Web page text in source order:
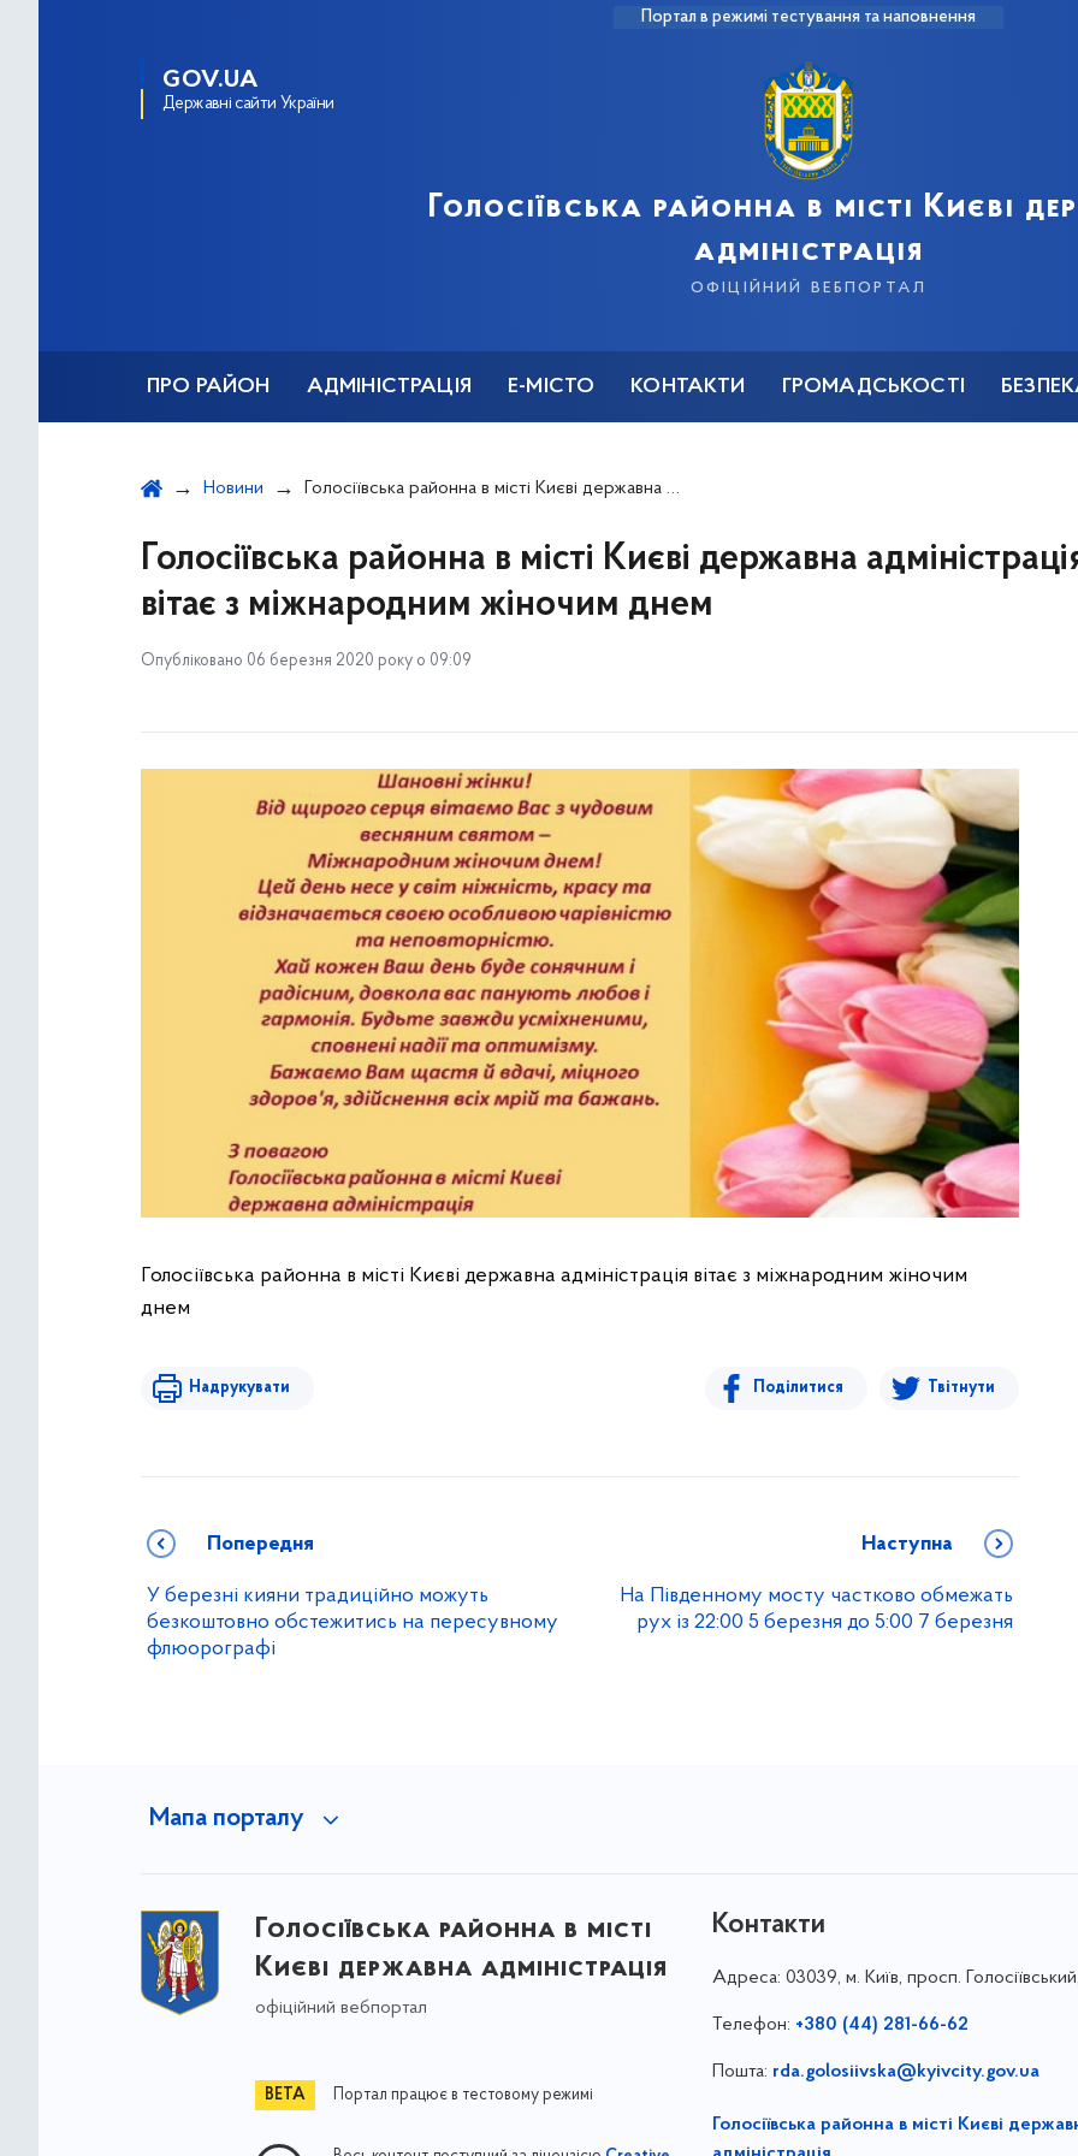
Портал в режимі тестування та наповнення
GOV.UA
Державні сайти України
Голосіївська районна в місті Києві
адміністрація
офіційний вебпортал
ПРО РАЙОН АДМІНІСТРАЦІЯ Е-МІСТО КОНТАКТИ ГРОМАДСЬКОСТІ
Новини Голосіївська районна в місті Києві державна адміністрація вітає з міжнародним жіночим днем
Голосіївська районна в місті Києві державна
вітає з міжнародним жіночим днем
Опубліковано 06 березня 2020 року о 09:09
Голосіївська районна в місті Києві державна адміністрація вітає з міжнародним жіночим
днем
Надрукувати Поділитися Твітнути
Попередня
У березні кияни традиційно можуть
безкоштовно обстежитись на пересувному
флюорографі
Наступна
На Південному мосту частково обмежать
рух із 22:00 5 березня до 5:00 7 березня
Мапа порталу
Голосіївська районна в місті
Києві державна адміністрація
офіційний вебпортал
Портал працює в тестовому режимі
Контакти
Адреса: 03039, м. Київ, просп.
Телефон: +380 (44) 281-66-62
Пошта: rda.golosiivska@kyivcity.gov.ua
Голосіївська районна в місті Києві